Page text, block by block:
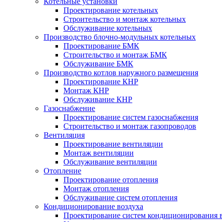
Проектирование котельных
Строительство и монтаж котельных
Обслуживание котельных
Производство блочно-модульных котельных
Проектирование БМК
Строительство и монтаж БМК
Обслуживание БМК
Производство котлов наружного размещения
Проектирование КНР
Монтаж КНР
Обслуживание КНР
Газоснабжение
Проектирование систем газоснабжения
Строительство и монтаж газопроводов
Вентиляция
Проектирование вентиляции
Монтаж вентиляции
Обслуживание вентиляции
Отопление
Проектирование отопления
Монтаж отопления
Обслуживание систем отопления
Кондиционирование воздуха
Проектирование систем кондиционирования